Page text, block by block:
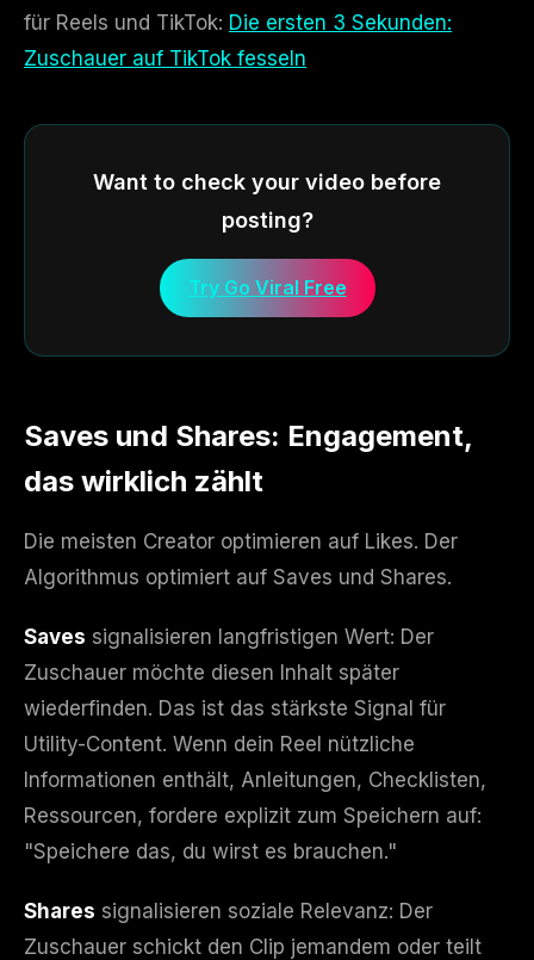
für Reels und TikTok: Die ersten 3 Sekunden:
Zuschauer auf TikTok fesseln
Want to check your video before
posting?
Try Go Viral Free
Saves und Shares: Engagement,
das wirklich zählt
Die meisten Creator optimieren auf Likes. Der
Algorithmus optimiert auf Saves und Shares.
Saves signalisieren langfristigen Wert: Der
Zuschauer möchte diesen Inhalt später
wiederfinden. Das ist das stärkste Signal für
Utility-Content. Wenn dein Reel nützliche
Informationen enthält, Anleitungen, Checklisten,
Ressourcen, fordere explizit zum Speichern auf:
"Speichere das, du wirst es brauchen."
Shares signalisieren soziale Relevanz: Der
Zuschauer schickt den Clip jemandem oder teilt